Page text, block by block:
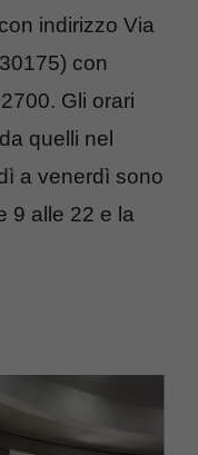
indirizzo Via
con
Gli orari
quelli nel
a venerdì sono
9 alle 22 e la